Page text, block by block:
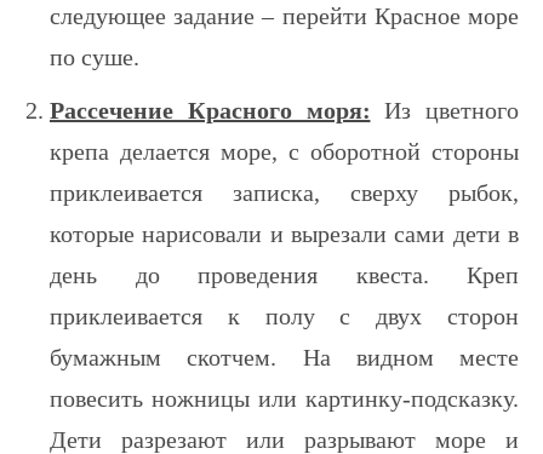
следующее задание – перейти Красное море
по суше.
Рассечение Красного моря: Из цветного
крепа делается море, с оборотной стороны
приклеивается записка, сверху рыбок,
которые нарисовали и вырезали сами дети в
день до проведения квеста. Креп
приклеивается к полу с двух сторон
бумажным скотчем. На видном месте
повесить ножницы или картинку-подсказку.
Дети разрезают или разрывают море и